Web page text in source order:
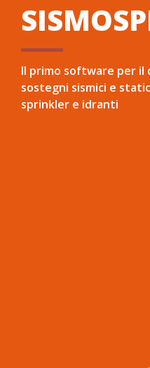
Il primo software per il
sostegni sismici e
sprinkler e idranti